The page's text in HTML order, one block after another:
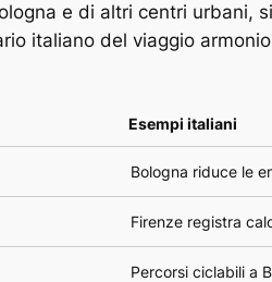
e di altri centri urbani,
italiano del viaggio
Esempi italiani
Bologna riduce le
Firenze registra
Percorsi ciclabili a